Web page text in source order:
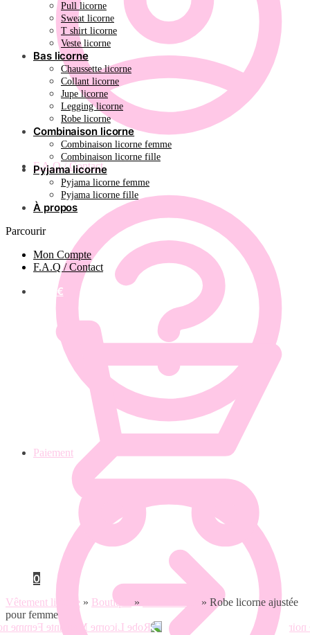
F.A.Q / Contact
Paiement
Pull licorne
Sweat licorne
T shirt licorne
Veste licorne
Bas licorne
Chaussette licorne
Collant licorne
Jupe licorne
Legging licorne
Robe licorne
Combinaison licorne
Combinaison licorne femme
Combinaison licorne fille
Pyjama licorne
Pyjama licorne femme
Pyjama licorne fille
À propos
Parcourir
Mon Compte
F.A.Q / Contact
€
0
Vêtement licorne » Boutique » » Robe licorne ajustée
pour femme